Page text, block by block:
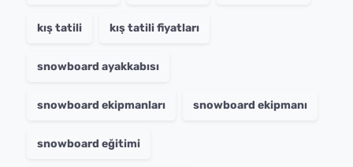
kış tatili kış tatili fiyatları
snowboard ayakkabısı
snowboard ekipmanları snowboard ekipmanı
snowboard eğitimi